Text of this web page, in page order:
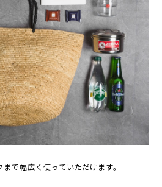
で幅広く使っていただけます。